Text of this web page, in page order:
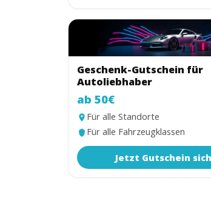
Geschenk-Gutschein für
Autoliebhaber
ab 50€
Für alle Standorte
Für alle Fahrzeugklassen
Jetzt Gutschein